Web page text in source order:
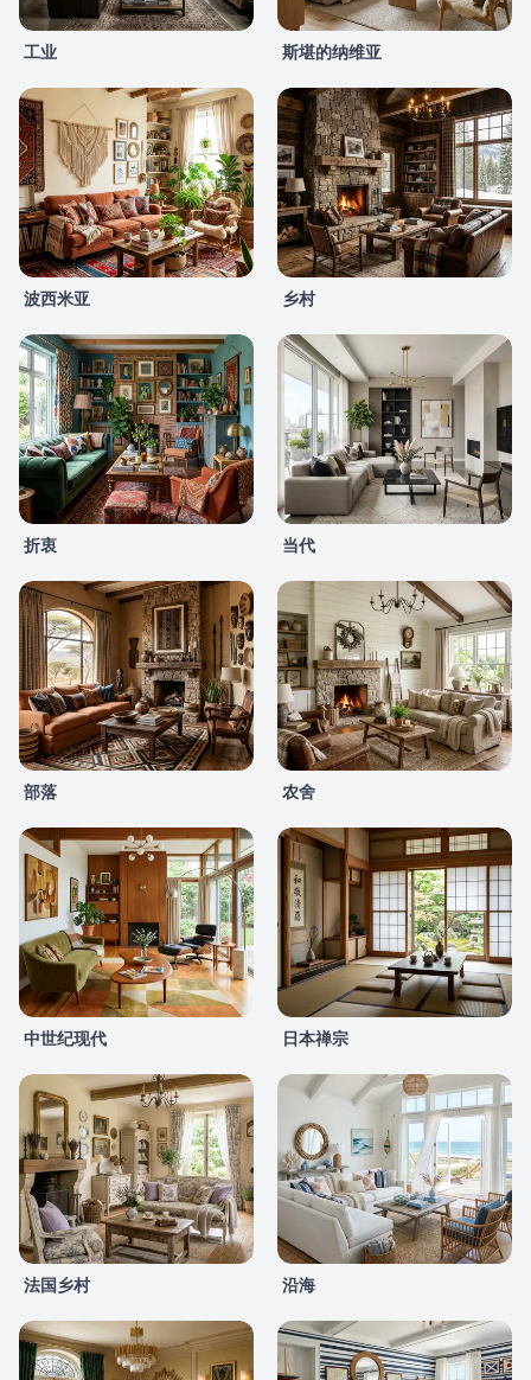
工业 斯堪的纳维亚
波西米亚 乡村
折衷 当代
部落 农舍
中世纪现代 日本禅宗
法国乡村 沿海